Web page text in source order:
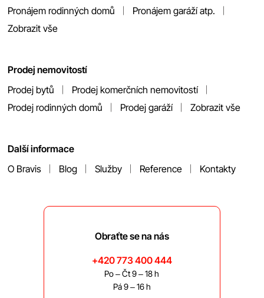
Pronájem rodinných domů
Pronájem garáží atp.
Zobrazit vše
Prodej nemovitostí
Prodej bytů
Prodej komerčních nemovitostí
Prodej rodinných domů
Prodej garáží Zobrazit vše
Další informace
O Bravis
Blog Služby Reference Kontakty
Obraťte se na nás
+420 773 400 444
Po – Čt 9 – 18 h
Pá 9 – 16 h